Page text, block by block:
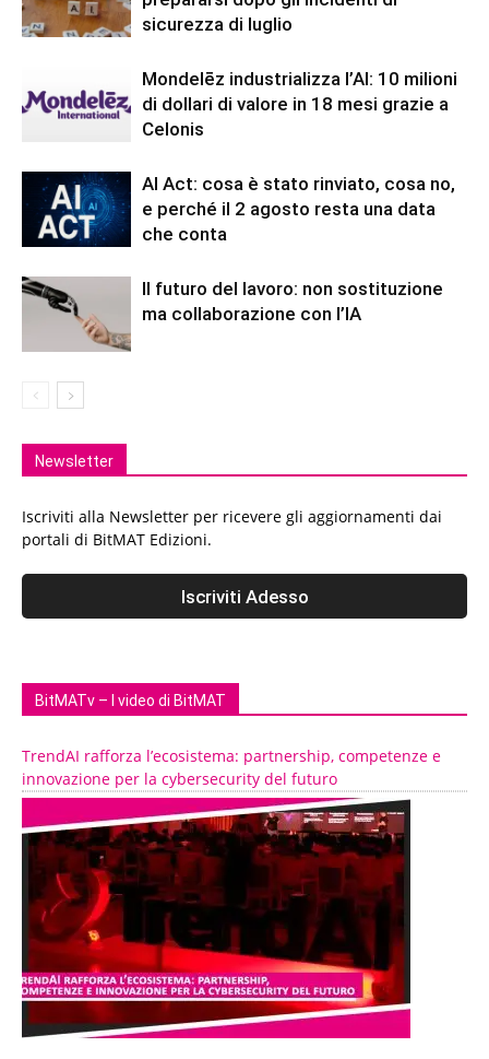
sicurezza di luglio
Mondelēz industrializza l’AI: 10 milioni
di dollari di valore in 18 mesi grazie a
Celonis
AI Act: cosa è stato rinviato, cosa no,
e perché il 2 agosto resta una data
che conta
Il futuro del lavoro: non sostituzione
ma collaborazione con l’IA
Newsletter
Iscriviti alla Newsletter per ricevere gli aggiornamenti dai
portali di BitMAT Edizioni.
BitMATv – I video di BitMAT
TrendAI rafforza l’ecosistema: partnership, competenze e
innovazione per la cybersecurity del futuro